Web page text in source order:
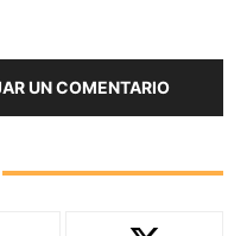
UN COMENTARIO